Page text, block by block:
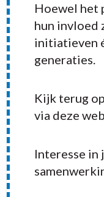
Hoewel het
hun invloed
initiatieven
generaties.
Kijk terug
via deze
Interesse